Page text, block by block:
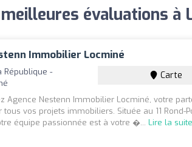
évaluations à
Immobilier Locminé
République -
Carte
Agence Nestenn Immobilier Locminé, votre
vos projets immobiliers. Située au 11 Rond-
équipe passionnée est à votre �...Lire la suite